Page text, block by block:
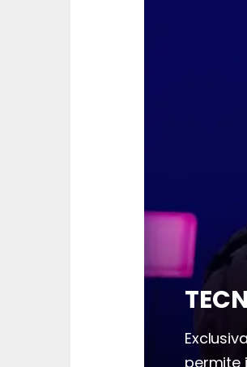
permite